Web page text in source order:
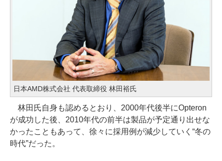
日本AMD株式会社 代表取締役 林田裕氏
林田氏自身も認めるとおり、2000年代後半にOpteron
が成功した後、2010年代の前半は製品が予定通り出せな
かったこともあって、徐々に採用例が減少していく“冬の
時代”だった。